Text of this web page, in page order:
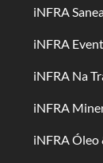
iNFRA
iNFRA
iNFRA Na
iNFRA
iNFRA Óleo